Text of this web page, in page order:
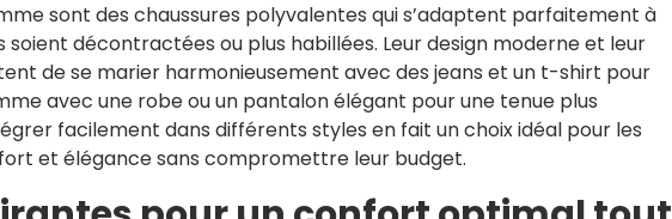
sont des chaussures polyvalentes qui s’adaptent parfaitement à
soient décontractées ou plus habillées. Leur design moderne et leur
de se marier harmonieusement avec des jeans et un t-shirt pour
avec une robe ou un pantalon élégant pour une tenue plus
facilement dans différents styles en fait un choix idéal pour les
et élégance sans compromettre leur budget.